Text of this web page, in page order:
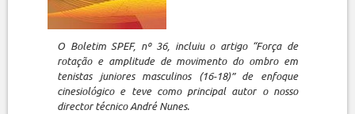
O Boletim SPEF, nº 36, incluiu o artigo “Força de
rotação e amplitude de movimento do ombro em
tenistas juniores masculinos (16-18)” de enfoque
cinesiológico e teve como principal autor o nosso
director técnico André Nunes.